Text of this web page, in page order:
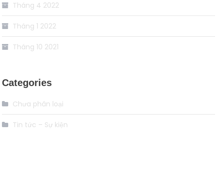
Tháng 4 2022
Tháng 1 2022
Tháng 10 2021
Categories
Chưa phân loại
Tin tức – Sự kiện